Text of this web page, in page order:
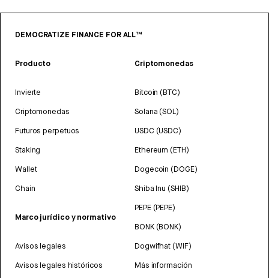
DEMOCRATIZE FINANCE FOR ALL™
Producto
Invierte
Criptomonedas
Futuros perpetuos
Staking
Wallet
Chain
Marco jurídico y normativo
Avisos legales
Avisos legales históricos
Criptomonedas
Bitcoin (BTC)
Solana (SOL)
USDC (USDC)
Ethereum (ETH)
Dogecoin (DOGE)
Shiba Inu (SHIB)
PEPE (PEPE)
BONK (BONK)
Dogwifhat (WIF)
Más información